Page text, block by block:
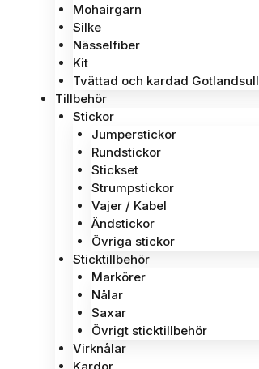
Mohairgarn
Silke
Nässelfiber
Kit
Tvättad och kardad Gotlandsull
Tillbehör
Stickor
Jumperstickor
Rundstickor
Stickset
Strumpstickor
Vajer / Kabel
Ändstickor
Övriga stickor
Sticktillbehör
Markörer
Nålar
Saxar
Övrigt sticktillbehör
Virknålar
Kardor